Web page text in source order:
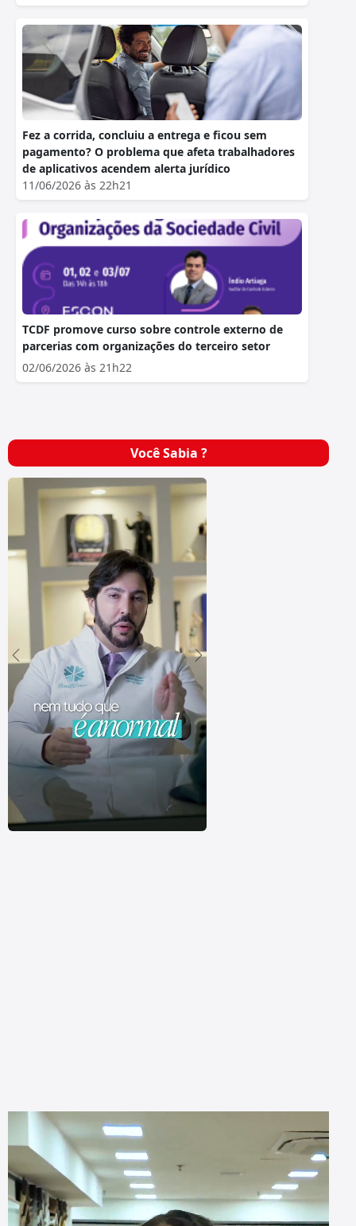
Fez a corrida, concluiu a entrega e ficou sem
pagamento? O problema que afeta trabalhadores
de aplicativos acendem alerta jurídico
11/06/2026 às 22h21
TCDF promove curso sobre controle externo de
parcerias com organizações do terceiro setor
02/06/2026 às 21h22
Você Sabia ?